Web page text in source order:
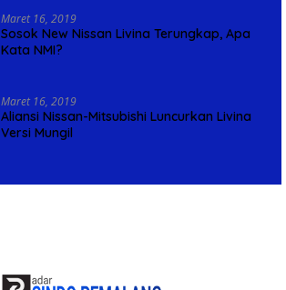
Maret 16, 2019
Sosok New Nissan Livina Terungkap, Apa
Kata NMI?
Maret 16, 2019
Aliansi Nissan-Mitsubishi Luncurkan Livina
Versi Mungil